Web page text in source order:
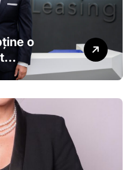
o
milioane
în